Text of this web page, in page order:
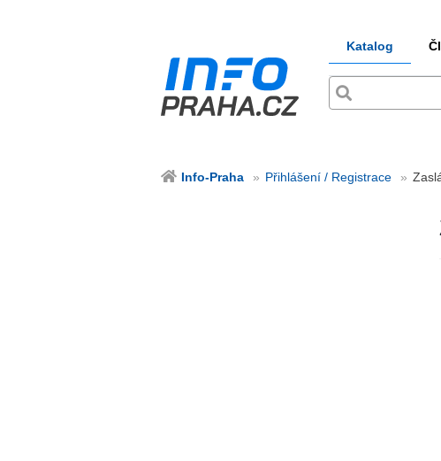
Katalog
Info-Praha Přihlášení / Registrace